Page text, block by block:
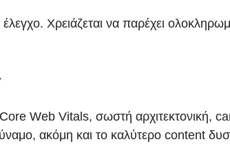
Χρειάζεται να παρέχει
Web Vitals, σωστή αρχιτεκτονική,
ακόμη και το καλύτερο content